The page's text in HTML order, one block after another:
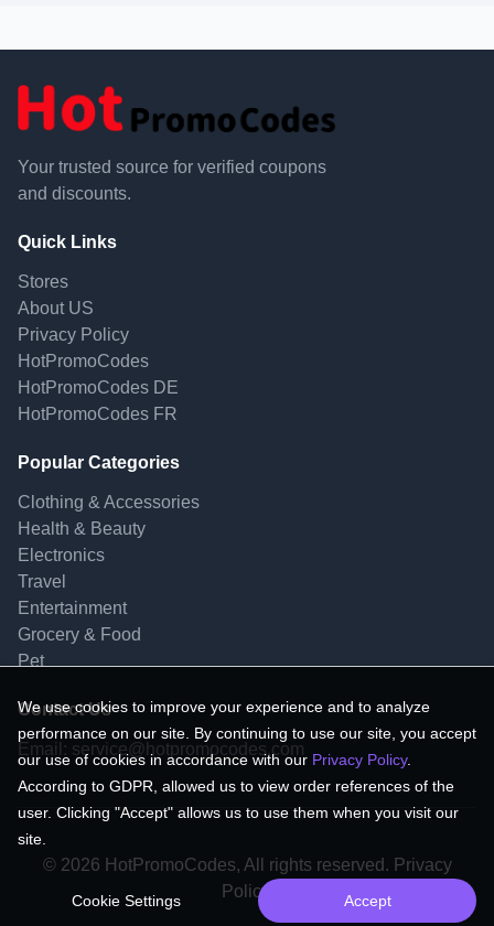
Your trusted source for verified coupons
and discounts.
Quick Links
Stores
About US
Privacy Policy
HotPromoCodes
HotPromoCodes DE
HotPromoCodes FR
Popular Categories
Clothing & Accessories
Health & Beauty
Electronics
Travel
Entertainment
Grocery & Food
Pet
Contact Us
Email: service@hotpromocodes.com
© 2026 HotPromoCodes, All rights reserved. Privacy
Policy.
We use cookies to improve your experience and to analyze
performance on our site. By continuing to use our site, you accept
our use of cookies in accordance with our Privacy Policy.
According to GDPR, allowed us to view order references of the
user. Clicking "Accept" allows us to use them when you visit our
site.
Cookie Settings Accept